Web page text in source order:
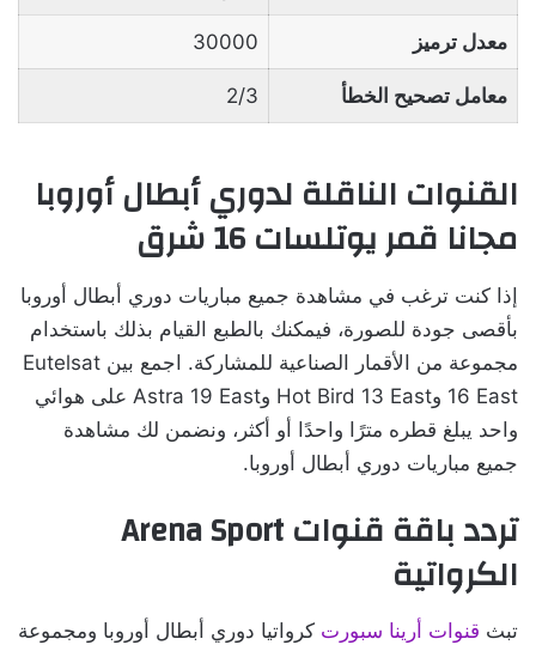
معدل ترميز 30000
معامل تصحيح الخطأ 2/3
القنوات الناقلة لدوري أبطال أوروبا
مجانا قمر يوتلسات 16 شرق
إذا كنت ترغب في مشاهدة جميع مباريات دوري أبطال أوروبا
بأقصى جودة للصورة، فيمكنك بالطبع القيام بذلك باستخدام
مجموعة من الأقمار الصناعية للمشاركة. اجمع بين Eutelsat
16 East وHot Bird 13 East وAstra 19 East على هوائي
واحد يبلغ قطره مترًا واحدًا أو أكثر، ونضمن لك مشاهدة
جميع مباريات دوري أبطال أوروبا.
تردد باقة قنوات Arena Sport
الكرواتية
تبث قنوات أرينا سبورت كرواتيا دوري أبطال أوروبا ومجموعة